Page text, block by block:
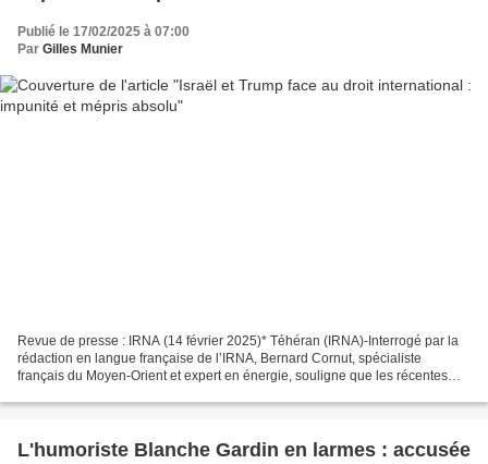
Publié le 17/02/2025 à 07:00
Par Gilles Munier
Revue de presse : IRNA (14 février 2025)* Téhéran (IRNA)-Interrogé par la
rédaction en langue française de l’IRNA, Bernard Cornut, spécialiste
français du Moyen-Orient et expert en énergie, souligne que les récentes
L'humoriste Blanche Gardin en larmes : accusée